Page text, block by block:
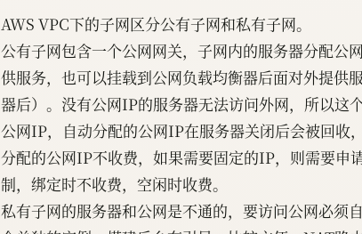
AWS VPC下的子网区分公有子网和私有子网。
公有子网包含一个公网网关，子网内的服务器分配公
供服务，也可以挂载到公网负载均衡器后面对外提供
器后）。没有公网IP的服务器无法访问外网，所以这
公网IP，自动分配的公网IP在服务器关闭后会被回收
分配的公网IP不收费，如果需要固定的IP，则需要
制，绑定时不收费，空闲时收费。
私有子网的服务器和公网是不通的，要访问公网必须